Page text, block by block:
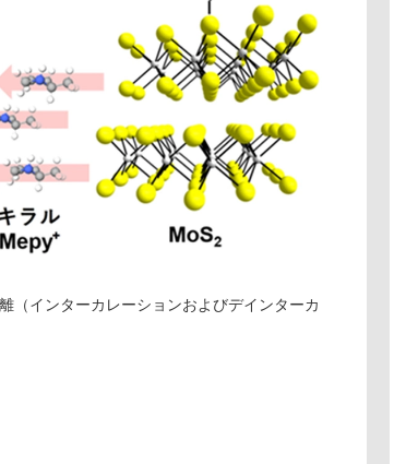
（インターカレーションおよびデインターカ